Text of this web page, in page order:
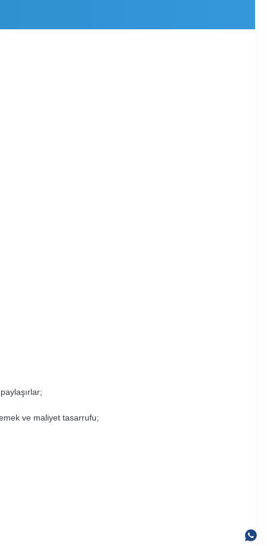
ve maliyet tasarrufu;